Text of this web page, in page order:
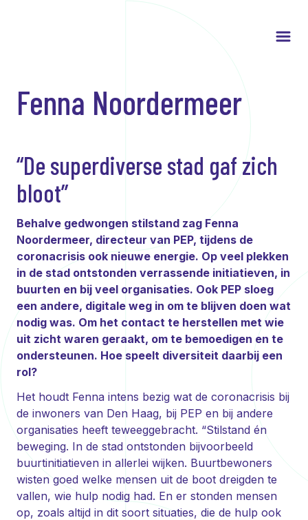
Fenna Noordermeer
“De superdiverse stad gaf zich
bloot”
Behalve gedwongen stilstand zag Fenna
Noordermeer, directeur van PEP, tijdens de
coronacrisis ook nieuwe energie. Op veel plekken
in de stad ontstonden verrassende initiatieven, in
buurten en bij veel organisaties. Ook PEP sloeg
een andere, digitale weg in om te blijven doen wat
nodig was. Om het contact te herstellen met wie
uit zicht waren geraakt, om te bemoedigen en te
ondersteunen. Hoe speelt diversiteit daarbij een
rol?
Het houdt Fenna intens bezig wat de coronacrisis bij
de inwoners van Den Haag, bij PEP en bij andere
organisaties heeft teweeggebracht. “Stilstand én
beweging. In de stad ontstonden bijvoorbeeld
buurtinitiatieven in allerlei wijken. Buurtbewoners
wisten goed welke mensen uit de boot dreigden te
vallen, wie hulp nodig had. En er stonden mensen
op, zoals altijd in dit soort situaties, die de hulp ook